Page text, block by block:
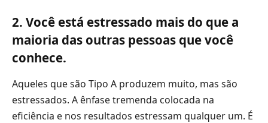
2. Você está estressado mais do que a
maioria das outras pessoas que você
conhece.
Aqueles que são Tipo A produzem muito, mas são
estressados. A ênfase tremenda colocada na
eficiência e nos resultados estressam qualquer um. É